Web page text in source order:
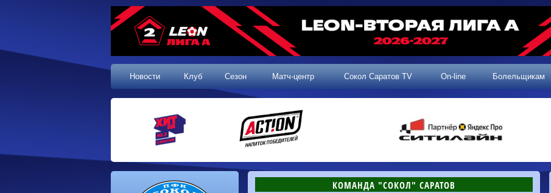
Новости Клуб Сезон Матч-центр Сокол Саратов TV On-line Болельщикам
КОМАНДА "СОКОЛ" САРАТОВ